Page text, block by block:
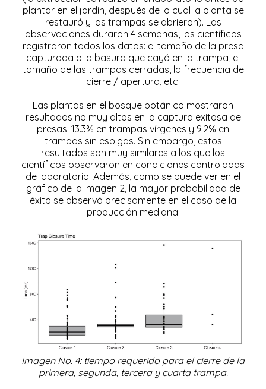
plantar en el jardín, después de lo cual la planta se
restauró y las trampas se abrieron). Las
observaciones duraron 4 semanas, los científicos
registraron todos los datos: el tamaño de la presa
capturada o la basura que cayó en la trampa, el
tamaño de las trampas cerradas, la frecuencia de
cierre / apertura, etc.
Las plantas en el bosque botánico mostraron
resultados no muy altos en la captura exitosa de
presas: 13.3% en trampas vírgenes y 9.2% en
trampas sin espigas. Sin embargo, estos
resultados son muy similares a los que los
científicos observaron en condiciones controladas
de laboratorio. Además, como se puede ver en el
gráfico de la imagen 2, la mayor probabilidad de
éxito se observó precisamente en el caso de la
producción mediana.
Imagen No. 4: tiempo requerido para el cierre de la
primera, segunda, tercera y cuarta trampa.